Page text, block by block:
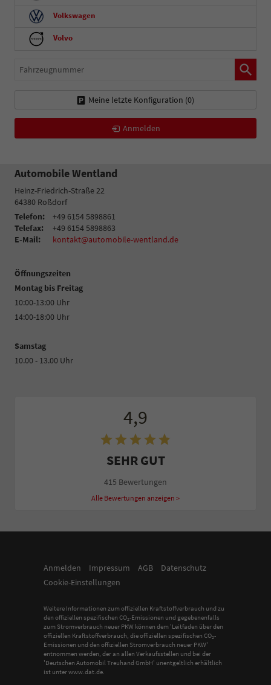
Volkswagen
Volvo
Fahrzeugnummer
Meine letzte Konfiguration (0)
Anmelden
Automobile Wentland
Heinz-Friedrich-Straße 22
64380 Roßdorf
Telefon:
+49 6154 5898861
Telefax:
+49 6154 5898863
E-Mail:
kontakt@automobile-wentland.de
Öffnungszeiten
Montag bis Freitag
10:00-13:00 Uhr
14:00-18:00 Uhr
Samstag
10.00 - 13.00 Uhr
4,9
SEHR GUT
415 Bewertungen
Alle Bewertungen anzeigen >
Anmelden Impressum AGB
Datenschutz
Cookie-Einstellungen
Weitere Informationen zum offiziellen Kraftstoffverbrauch und zu
den offiziellen spezifischen CO2-Emissionen und gegebenenfalls
zum Stromverbrauch neuer PKW können dem 'Leitfaden über den
offiziellen Kraftstoffverbrauch, die offiziellen spezifischen CO2-
Emissionen und den offiziellen Stromverbrauch neuer PKW'
entnommen werden, der an allen Verkaufsstellen und bei der
'Deutschen Automobil Treuhand GmbH' unentgeltlich erhältlich
ist unter www.dat.de.